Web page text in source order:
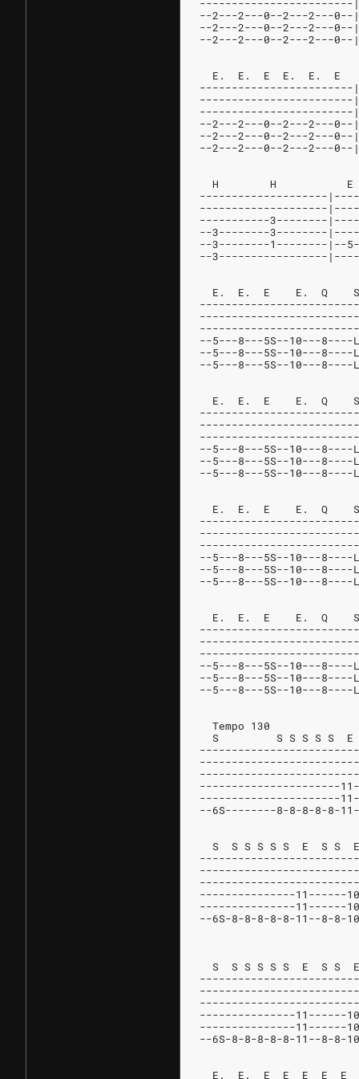
--2---2---0--2---2---
--2---2---0--2---2---
--2---2---0--2---2---
E.  E.  E  E.  E.  E
--2---2---0--2---2---
--2---2---0--2---2---
--2---2---0--2---2---
H        H
--------------------
--------------------
-----------3--------
--3--------3--------
--3--------1--------|--
--3-----------------
E.  E.  E    E.  Q
--5---8---5S--10---
--5---8---5S--10---
--5---8---5S--10---
E.  E.  E    E.  Q
--5---8---5S--10---
--5---8---5S--10---
--5---8---5S--10---
E.  E.  E    E.  Q
--5---8---5S--10---
--5---8---5S--10---
--5---8---5S--10---
E.  E.  E    E.  Q
--5---8---5S--10---
--5---8---5S--10---
--5---8---5S--10---
  Tempo 130
S         S S S S S  E
----------------------
----------------------
--6S--------8-8-8-8-8-
S  S S S S S  E  S S
---------------11------
---------------11------
--6S-8-8-8-8-8-11--8-8-
S  S S S S S  E  S S
---------------11------
---------------11------
--6S-8-8-8-8-8-11--8-
E.  E.  E  E  E  E  E